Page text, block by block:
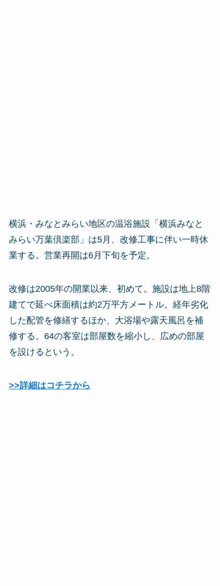
横浜・みなとみらい地区の温浴施設「横浜みなと
みらい万葉倶楽部」は5月、改修工事に伴い一時休
業する。営業再開は6月下旬を予定。
改修は2005年の開業以来、初めて。施設は地上8階
建てで延べ床面積は約2万平方メートル。経年劣化
した配管を修繕するほか、大浴場や露天風呂を補
修する。64の客室は部屋数を縮小し、広めの部屋
を設けるという。
>>詳細はコチラから